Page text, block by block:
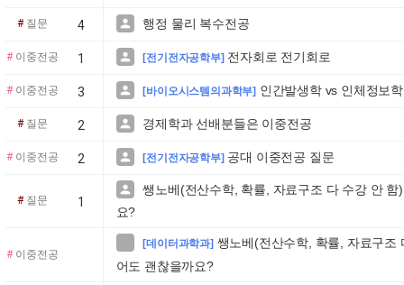
#질문 4  행정 물리 복수전공
#이중전공 1  [전기전자공학부]전자회로 전기회로
#이중전공 3  [바이오시스템의과학부]인간발생학 vs 인체정보
#질문 2  경제학과 선배분들은 이중전공
#이중전공 2  [전기전자공학부]공대 이중전공 질문
#질문 1

쌩노베(전산수학, 확률, 자료구조 다 수강 안
요?
#이중전공
[데이터과학과]쌩노베(전산수학, 확률, 자료구조
어도 괜찮을까요?